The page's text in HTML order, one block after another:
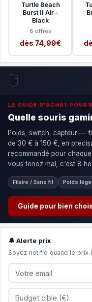
Turtle Beach
Burst II Air -
Black
6 offres
dès 74,99€
🖱️
LE GUIDE D'ACHAT POUR
Quelle souris
Poids, switch, capteur —
de 30 € à 150 €, en
recommandé pour
vous tenez mal, c'est 8
Filaire / Sans fil Poids
Guide pour bien
🔔 Alerte prix
Soyez notifié quand le prix